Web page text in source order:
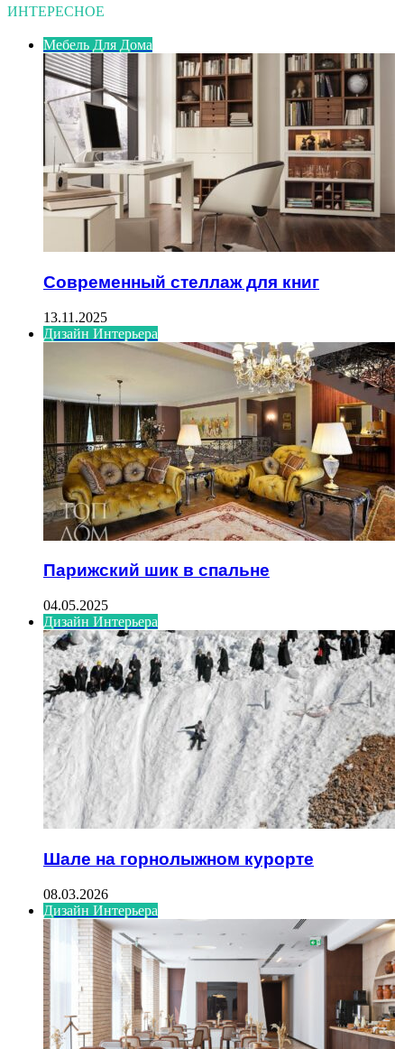
ИНТЕРЕСНОЕ
Мебель Для Дома
Современный стеллаж для книг
13.11.2025
Дизайн Интерьера
Парижский шик в спальне
04.05.2025
Дизайн Интерьера
Шале на горнолыжном курорте
08.03.2026
Дизайн Интерьера